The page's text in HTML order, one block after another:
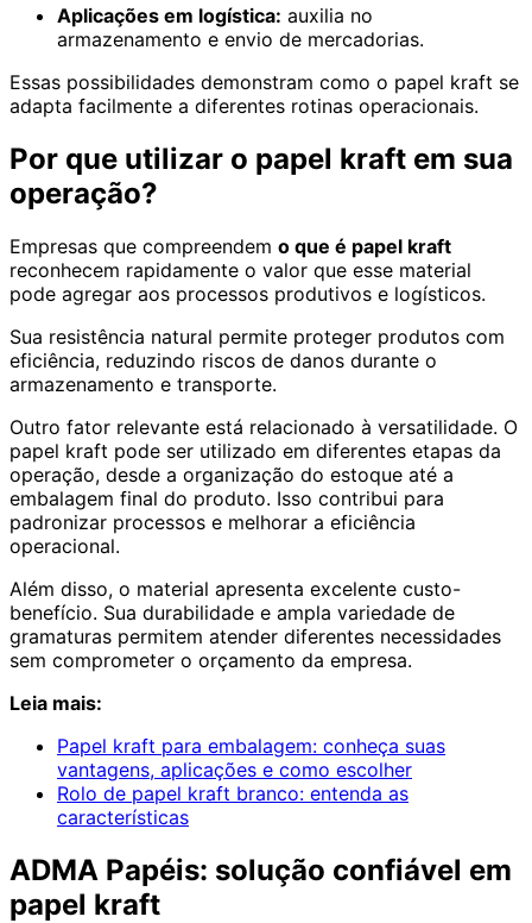
Aplicações em logística: auxilia no
armazenamento e envio de mercadorias.
Essas possibilidades demonstram como o papel kraft se
adapta facilmente a diferentes rotinas operacionais.
Por que utilizar o papel kraft em sua
operação?
Empresas que compreendem o que é papel kraft
reconhecem rapidamente o valor que esse material
pode agregar aos processos produtivos e logísticos.
Sua resistência natural permite proteger produtos com
eficiência, reduzindo riscos de danos durante o
armazenamento e transporte.
Outro fator relevante está relacionado à versatilidade. O
papel kraft pode ser utilizado em diferentes etapas da
operação, desde a organização do estoque até a
embalagem final do produto. Isso contribui para
padronizar processos e melhorar a eficiência
operacional.
Além disso, o material apresenta excelente custo-
benefício. Sua durabilidade e ampla variedade de
gramaturas permitem atender diferentes necessidades
sem comprometer o orçamento da empresa.
Leia mais:
Papel kraft para embalagem: conheça suas
vantagens, aplicações e como escolher
Rolo de papel kraft branco: entenda as
características
ADMA Papéis: solução confiável em
papel kraft